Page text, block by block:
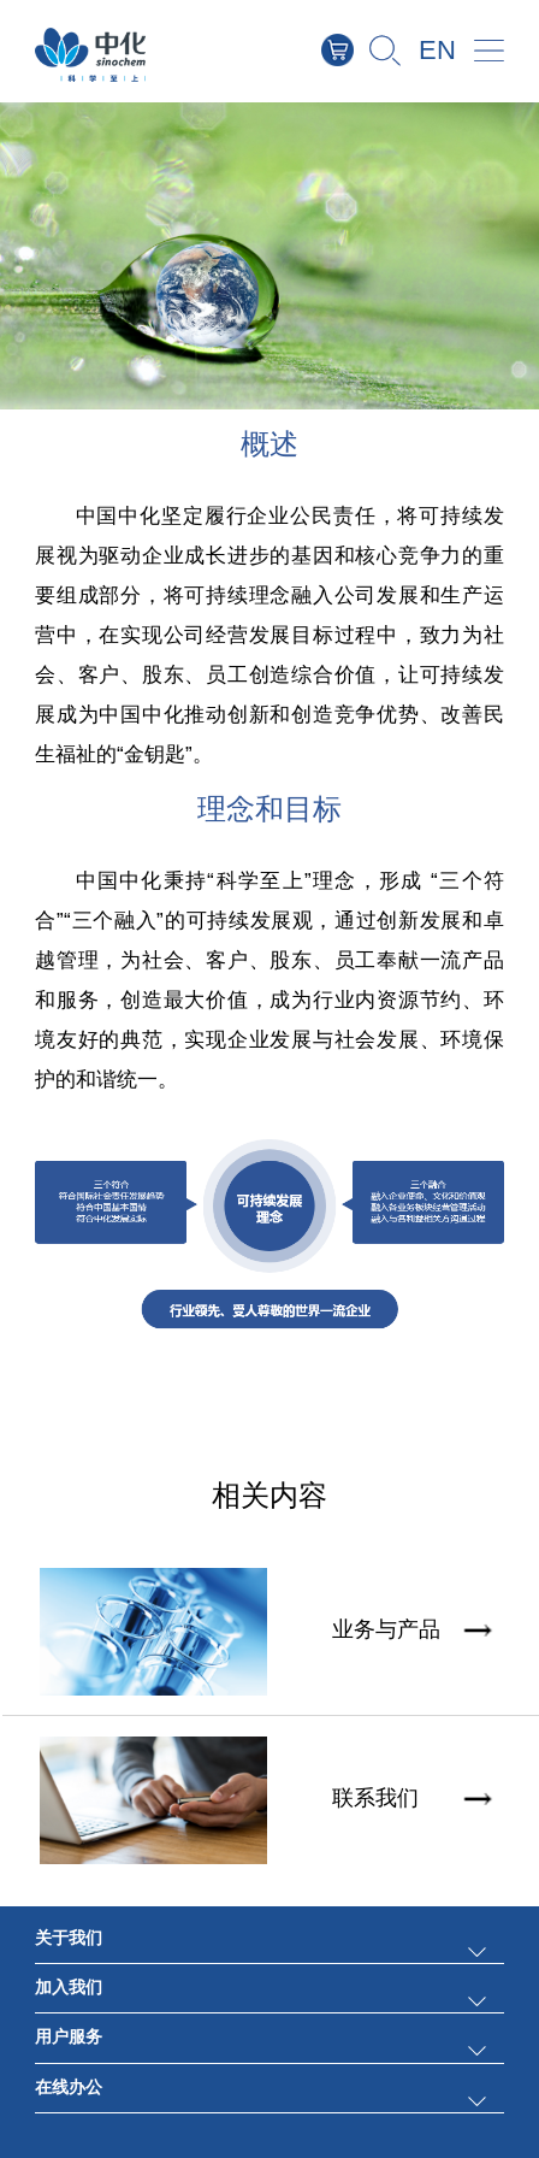
EN
概述
中国中化坚定履行企业公民责任，将可持续发
展视为驱动企业成长进步的基因和核心竞争力的重
要组成部分，将可持续理念融入公司发展和生产运
营中，在实现公司经营发展目标过程中，致力为社
会、客户、股东、员工创造综合价值，让可持续发
展成为中国中化推动创新和创造竞争优势、改善民
生福祉的“金钥匙”。
理念和目标
中国中化秉持“科学至上”理念，形成 “三个符
合”“三个融入”的可持续发展观，通过创新发展和卓
越管理，为社会、客户、股东、员工奉献一流产品
和服务，创造最大价值，成为行业内资源节约、环
境友好的典范，实现企业发展与社会发展、环境保
护的和谐统一。
相关内容
业务与产品
联系我们
关于我们
公司简介
新闻中心
加入我们
人才理念
工作机会
用户服务
产品检索
在线办公